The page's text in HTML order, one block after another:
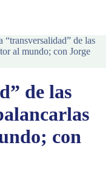
“transversalidad” de las
al mundo; con Jorge
de las
con